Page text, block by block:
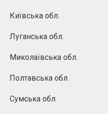
Київська обл.
Луганська обл.
Миколаївська обл.
Полтавська обл.
Сумська обл.